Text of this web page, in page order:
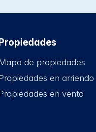
Propiedades
de propiedades
en arriendo
en venta